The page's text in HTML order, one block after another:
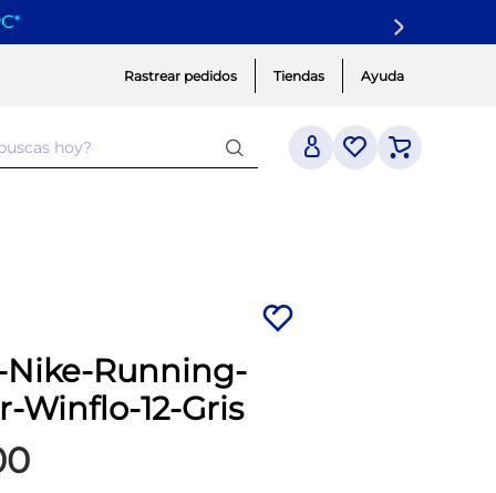
*
Rastrear pedidos Tiendas Ayuda
Running-
Winflo-12-Gris